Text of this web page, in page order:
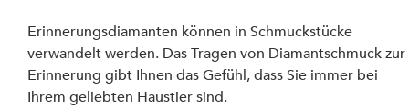
Erinnerungsdiamanten können in Schmuckstücke
verwandelt werden. Das Tragen von Diamantschmuck zur
Erinnerung gibt Ihnen das Gefühl, dass Sie immer bei
Ihrem geliebten Haustier sind.